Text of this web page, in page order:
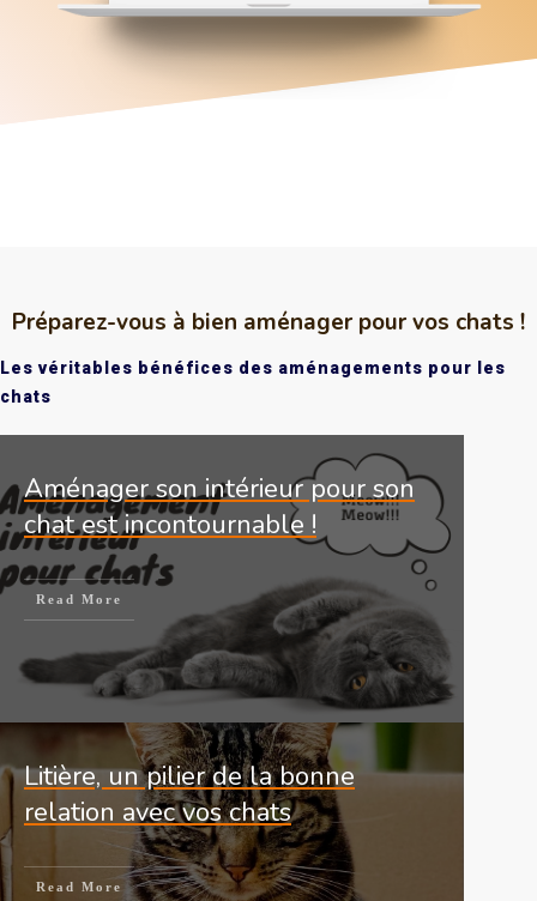
Préparez-vous à bien aménager pour vos chats !
Les véritables bénéfices des aménagements pour les
chats
Aménager son intérieur pour son
chat est incontournable !
Read More
Litière, un pilier de la bonne
relation avec vos chats
Read More